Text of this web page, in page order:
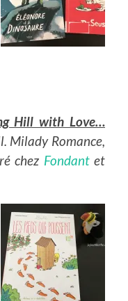
Hill with Love…
Milady Romance,
chez Fondantet